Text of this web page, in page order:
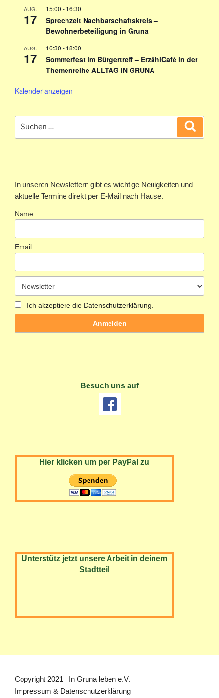
AUG.
17
15:00 - 16:30
Sprechzeit Nachbarschaftskreis –
Bewohnerbeteiligung in Gruna
AUG.
17
16:30 - 18:00
Sommerfest im Bürgertreff – ErzählCafé in der
Themenreihe ALLTAG IN GRUNA
Kalender anzeigen
nach:
In unseren Newslettern gibt es wichtige Neuigkeiten und
aktuelle Termine direkt per E-Mail nach Hause.
Name
Email
Ich akzeptiere die Datenschutzerklärung.
Besuch uns auf
Hier klicken um per PayPal zu
Unterstütz jetzt unsere Arbeit in deinem
Stadtteil
Copyright 2021 | In Gruna leben e.V.
Impressum & Datenschutzerklärung